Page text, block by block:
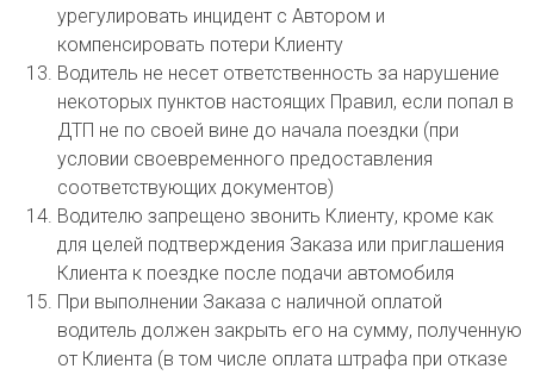
урегулировать инцидент с Автором и
компенсировать потери Клиенту
Водитель не несет ответственность за нарушение
некоторых пунктов настоящих Правил, если попал в
ДТП не по своей вине до начала поездки (при
условии своевременного предоставления
соответствующих документов)
Водителю запрещено звонить Клиенту, кроме как
для целей подтверждения Заказа или приглашения
Клиента к поездке после подачи автомобиля
При выполнении Заказа с наличной оплатой
водитель должен закрыть его на сумму, полученную
от Клиента (в том числе оплата штрафа при отказе